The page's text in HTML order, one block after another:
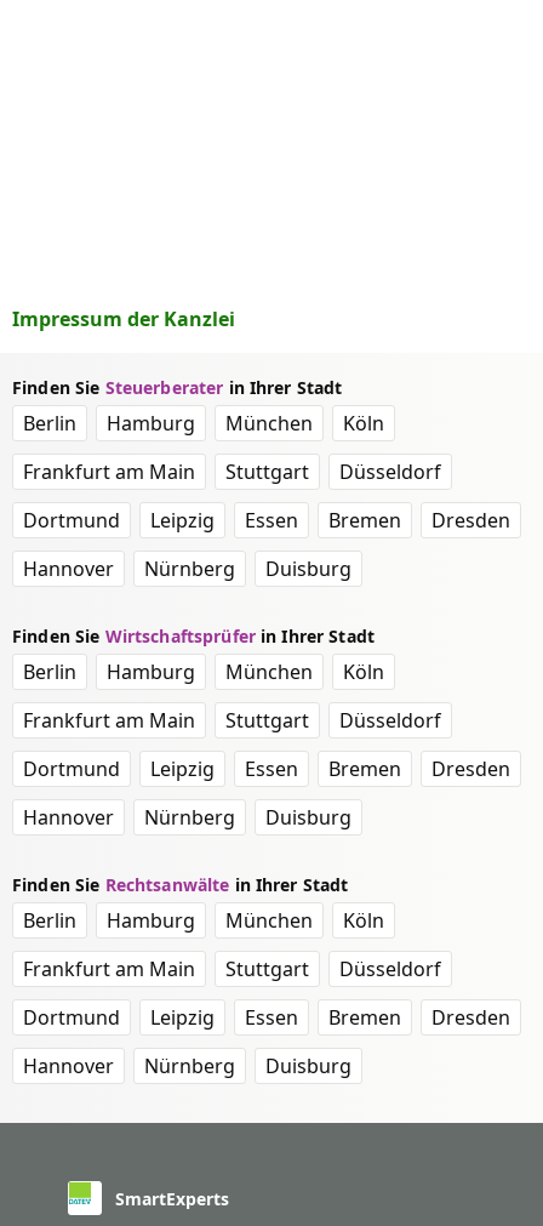
Impressum der Kanzlei
Finden Sie Steuerberater in Ihrer Stadt
Berlin Hamburg München
Köln
Frankfurt am Main
Stuttgart
Düsseldorf
Dortmund
Leipzig Essen Bremen
Dresden
Hannover
Nürnberg Duisburg
Finden Sie Wirtschaftsprüferin Ihrer Stadt
Berlin Hamburg München
Köln
Frankfurt am Main
Stuttgart
Düsseldorf
Dortmund
Leipzig Essen Bremen
Dresden
Hannover
Nürnberg Duisburg
Finden Sie Rechtsanwälte in Ihrer Stadt
Berlin Hamburg München
Köln
Frankfurt am Main
Stuttgart
Düsseldorf
Dortmund
Leipzig Essen Bremen
Dresden
Hannover
Nürnberg Duisburg
SmartExperts